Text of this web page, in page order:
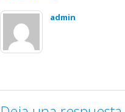
admin